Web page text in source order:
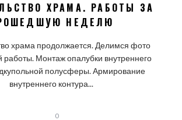
ХРАМА. РАБОТЫ ЗА
НЕДЕЛЮ
храма продолжается. Делимся фото
работы. Монтаж опалубки внутреннего
полусферы. Армирование
внутреннего контура...
0